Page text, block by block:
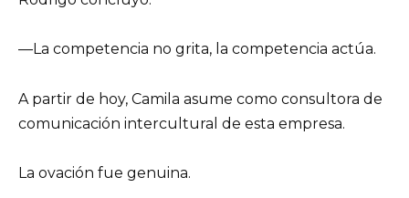
—La competencia no grita, la competencia actúa.
A partir de hoy, Camila asume como consultora de
comunicación intercultural de esta empresa.
La ovación fue genuina.